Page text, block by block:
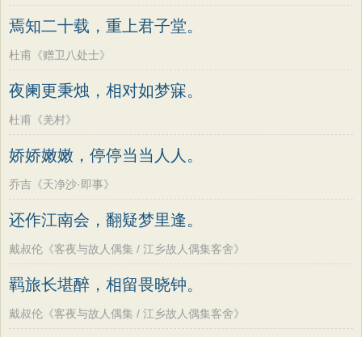
焉知二十载，重上君子堂。
杜甫《赠卫八处士》
夜阑更秉烛，相对如梦寐。
杜甫《羌村》
娇娇嫩嫩，停停当当人人。
乔吉《天净沙·即事》
还作江南会，翻疑梦里逢。
戴叔伦《客夜与故人偶集 / 江乡故人偶集客舍》
羁旅长堪醉，相留畏晓钟。
戴叔伦《客夜与故人偶集 / 江乡故人偶集客舍》